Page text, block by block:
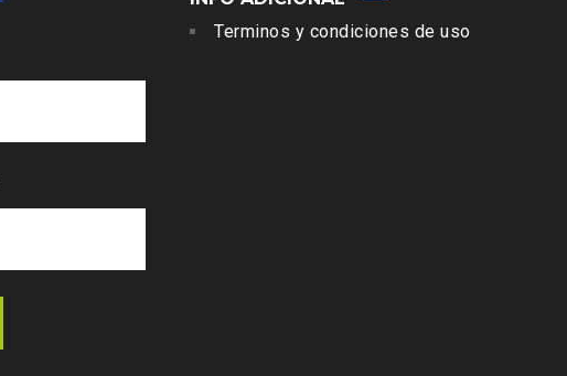
Terminos y condiciones de uso